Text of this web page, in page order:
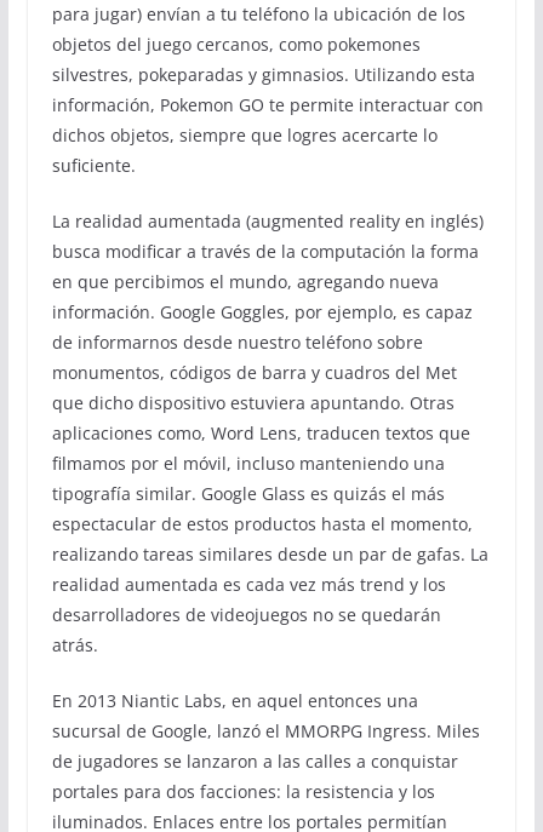
para jugar) envían a tu teléfono la ubicación de los
objetos del juego cercanos, como pokemones
silvestres, pokeparadas y gimnasios. Utilizando esta
información, Pokemon GO te permite interactuar con
dichos objetos, siempre que logres acercarte lo
suficiente.
La realidad aumentada (augmented reality en inglés)
busca modificar a través de la computación la forma
en que percibimos el mundo, agregando nueva
información. Google Goggles, por ejemplo, es capaz
de informarnos desde nuestro teléfono sobre
monumentos, códigos de barra y cuadros del Met
que dicho dispositivo estuviera apuntando. Otras
aplicaciones como, Word Lens, traducen textos que
filmamos por el móvil, incluso manteniendo una
tipografía similar. Google Glass es quizás el más
espectacular de estos productos hasta el momento,
realizando tareas similares desde un par de gafas. La
realidad aumentada es cada vez más trend y los
desarrolladores de videojuegos no se quedarán
atrás.
En 2013 Niantic Labs, en aquel entonces una
sucursal de Google, lanzó el MMORPG Ingress. Miles
de jugadores se lanzaron a las calles a conquistar
portales para dos facciones: la resistencia y los
iluminados. Enlaces entre los portales permitían